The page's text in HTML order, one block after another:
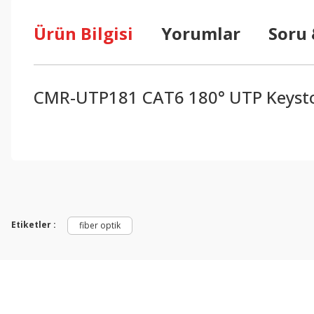
Ürün Bilgisi Yorumlar Soru
CMR-UTP181 CAT6 180° UTP
Ürün açıklamasında eksik bilgiler bulunuyor.
Ürün bilgilerinde hatalar bulunuyor.
Etiketler : fiber optik